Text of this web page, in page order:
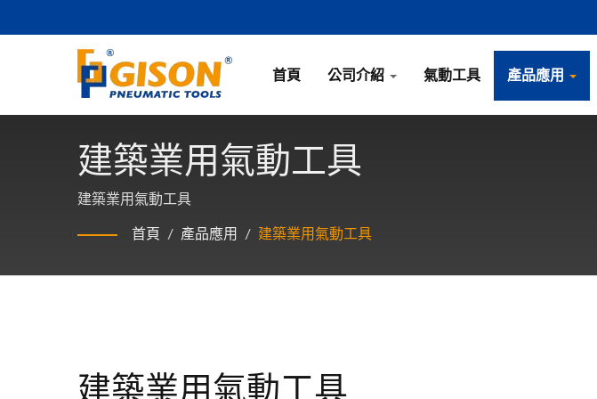
首頁 公司介紹 氣動工具 產品應用
建築業用氣動工具
建築業用氣動工具
首頁 / 產品應用 / 建築業用氣動工具
建築業用氣動工具